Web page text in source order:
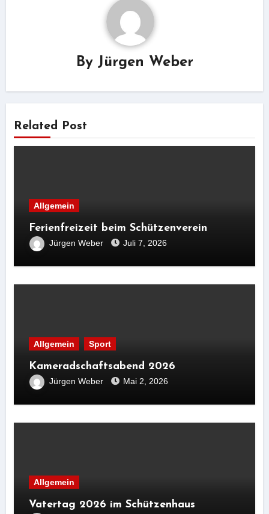
By Jürgen Weber
Related Post
Allgemein
Ferienfreizeit beim Schützenverein
Jürgen Weber Juli 7, 2026
Allgemein Sport
Kameradschaftsabend 2026
Jürgen Weber Mai 2, 2026
Allgemein
Vatertag 2026 im Schützenhaus